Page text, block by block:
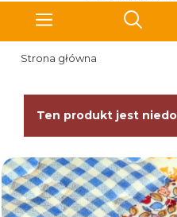
Strona główna
Ten produkt jest